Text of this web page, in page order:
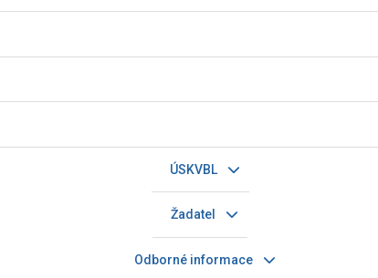
ÚSKVBL
Žadatel
Odborné informace